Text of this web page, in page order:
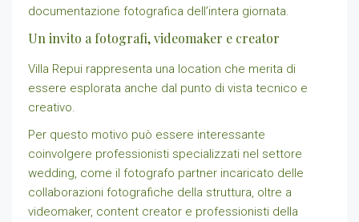
documentazione fotografica dell’intera giornata.
Un invito a fotografi, videomaker e creator
Villa Repui rappresenta una location che merita di
essere esplorata anche dal punto di vista tecnico e
creativo.
Per questo motivo può essere interessante
coinvolgere professionisti specializzati nel settore
wedding, come il fotografo partner incaricato delle
collaborazioni fotografiche della struttura, oltre a
videomaker, content creator e professionisti della